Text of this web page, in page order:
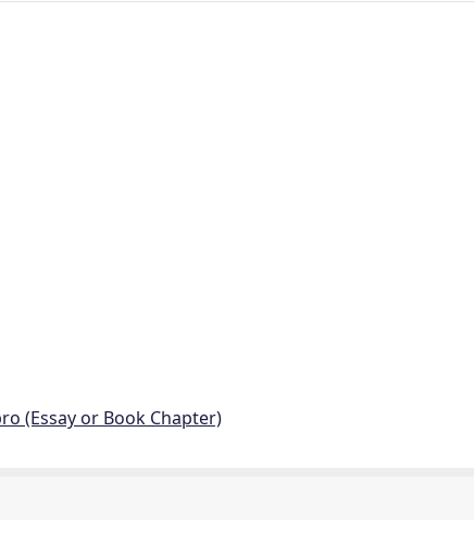
(Essay or Book Chapter)